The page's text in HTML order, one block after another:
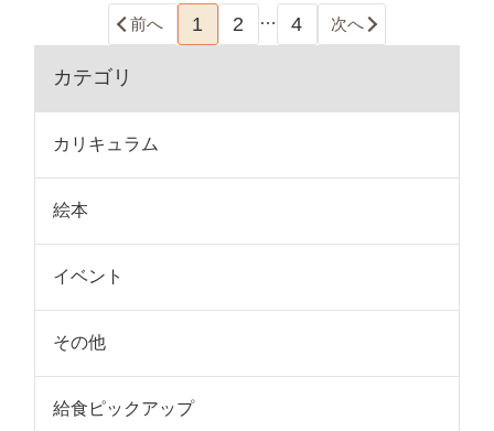
前へ 1 2 … 4 次へ
カテゴリ
カリキュラム
絵本
イベント
その他
給食ピックアップ